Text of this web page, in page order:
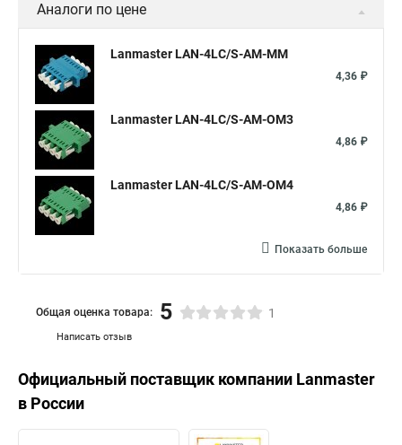
Аналоги по цене
Lanmaster LAN-4LC/S-AM-MM
4,36 ₽
Lanmaster LAN-4LC/S-AM-OM3
4,86 ₽
Lanmaster LAN-4LC/S-AM-OM4
4,86 ₽
Показать больше
Написать отзыв
Общая оценка товара: 5 1
Официальный поставщик компании Lanmaster
в России